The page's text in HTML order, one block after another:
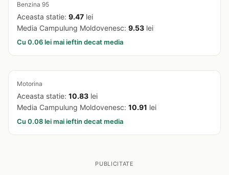
Benzina 95
Aceasta statie: 9.47 lei
Media Campulung Moldovenesc: 9.53 lei
Cu 0.06 lei mai ieftin decat media
Motorina
Aceasta statie: 10.83 lei
Media Campulung Moldovenesc: 10.91 lei
Cu 0.08 lei mai ieftin decat media
PUBLICITATE